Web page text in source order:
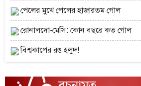
পেলের মুখে পেলের হাজারতম গোল
রোনালদো-মেসি: কোন বছরে কত গোল
বিশ্বকাপের রঙ হলুদ!